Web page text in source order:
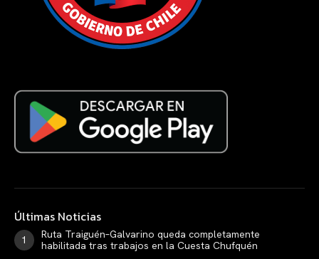
Últimas Noticias
Ruta Traiguén–Galvarino queda completamente
habilitada tras trabajos en la Cuesta Chufquén